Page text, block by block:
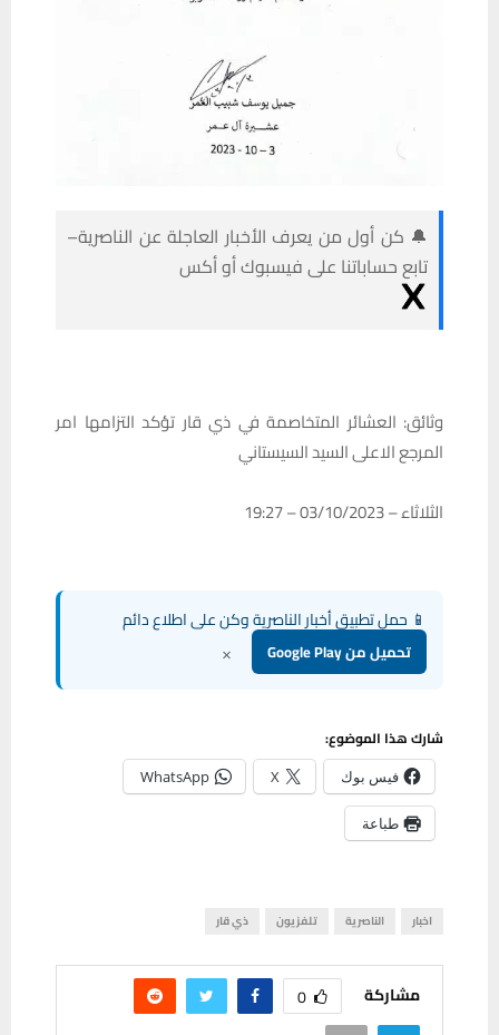
🔔 كن أول من يعرف الأخبار العاجلة عن الناصرية–
تابع حساباتنا على فيسبوك أو أكس
وثائق: العشائر المتخاصمة في ذي قار تؤكد التزامها امر
المرجع الاعلى السيد السيستاني
الثلاثاء – 03/10/2023 – 19:27
📱 حمل تطبيق أخبار الناصرية وكن على اطلاع دائم
تحميل من Google Play ×
شارك هذا الموضوع:
فيس بوك X
WhatsApp
طباعة
اخبار الناصرية تلفزيون ذي قار
مشاركة 0